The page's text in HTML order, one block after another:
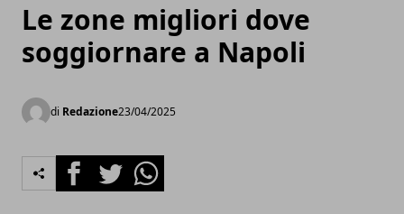
Le zone migliori dove
soggiornare a Napoli
di Redazione23/04/2025
FacebookTwitterWhatsapp